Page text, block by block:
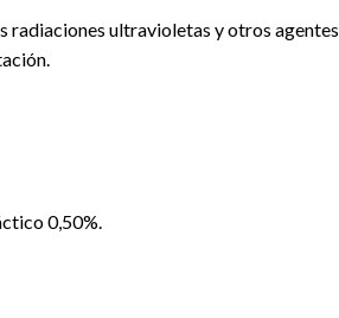
radiaciones ultravioletas y otros agentes
0,50%.